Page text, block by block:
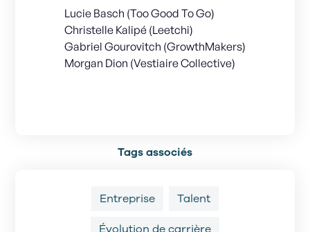
Lucie Basch (Too Good To Go)
Christelle Kalipé (Leetchi)
Gabriel Gourovitch (GrowthMakers)
Morgan Dion (Vestiaire Collective)
Tags associés
Entreprise
Talent